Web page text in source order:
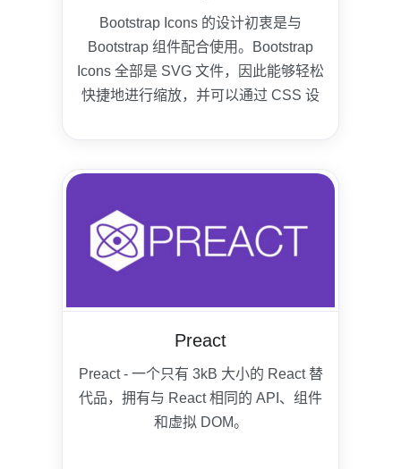
Bootstrap Icons 的设计初衷是与
Bootstrap 组件配合使用。Bootstrap
Icons 全部是 SVG 文件，因此能够轻松
快捷地进行缩放，并可以通过 CSS 设
Bootstrap 而开发的，但它也可以应用
于任何项目。
Preact
Preact - 一个只有 3kB 大小的 React 替
代品，拥有与 React 相同的 API、组件
和虚拟 DOM。